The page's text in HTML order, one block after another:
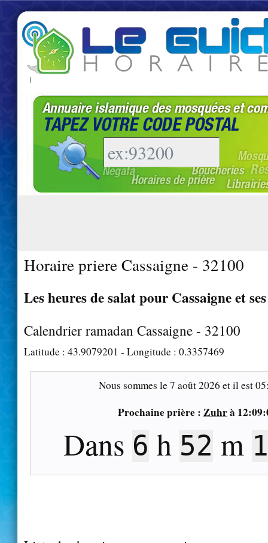
|
Horaire priere Cassaigne - 32100
Les heures de salat pour Cassaigne et
Calendrier ramadan Cassaigne - 32100
Latitude : 43.9079201 - Longitude : 0.3357469
Nous sommes le7 août 2026 et il est
Prochaine prière : Zuhrà
Dans 6 h 52 m